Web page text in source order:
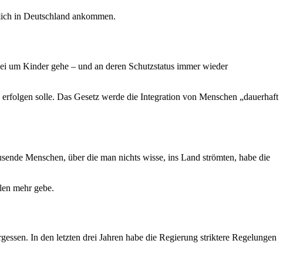
in Deutschland ankommen.
um Kinder gehe – und an deren Schutzstatus immer wieder
solle. Das Gesetz werde die Integration von Menschen „dauerhaft
Menschen, über die man nichts wisse, ins Land strömten, habe die
mehr gebe.
In den letzten drei Jahren habe die Regierung striktere Regelungen